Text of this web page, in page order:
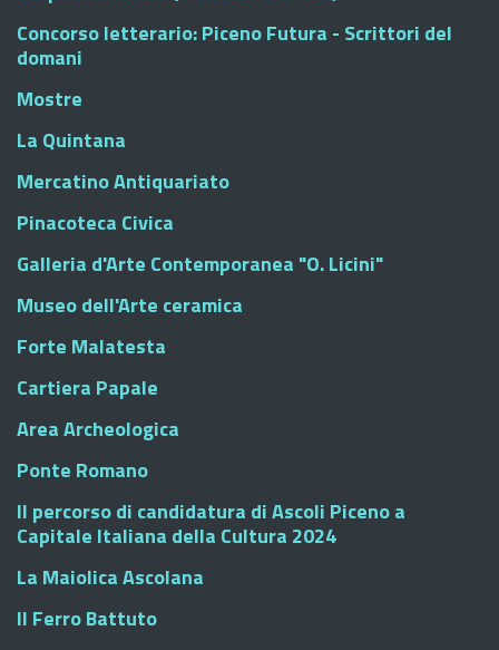
Concorso letterario: Piceno Futura - Scrittori del
domani
Mostre
La Quintana
Mercatino Antiquariato
Pinacoteca Civica
Galleria d'Arte Contemporanea "O. Licini"
Museo dell'Arte ceramica
Forte Malatesta
Cartiera Papale
Area Archeologica
Ponte Romano
Il percorso di candidatura di Ascoli Piceno a
Capitale Italiana della Cultura 2024
La Maiolica Ascolana
Il Ferro Battuto